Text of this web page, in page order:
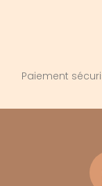
Paiement